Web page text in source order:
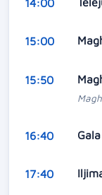
14:00
15:00
15:50
16:40
17:40